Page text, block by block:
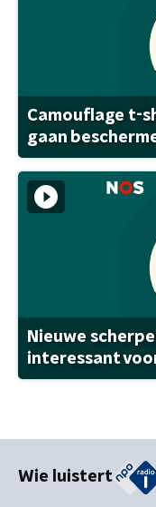
Camouflage t-
gaan
Nieuwe
interessant
Wie luistert